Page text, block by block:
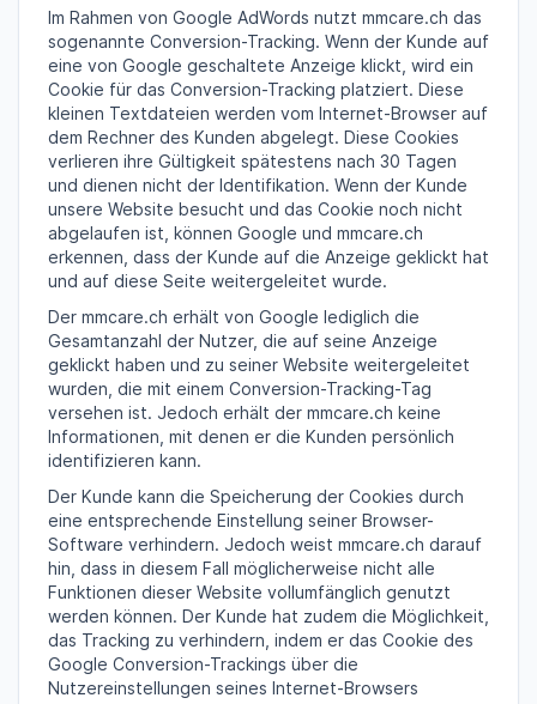
Im Rahmen von Google AdWords nutzt mmcare.ch das
sogenannte Conversion-Tracking. Wenn der Kunde auf
eine von Google geschaltete Anzeige klickt, wird ein
Cookie für das Conversion-Tracking platziert. Diese
kleinen Textdateien werden vom Internet-Browser auf
dem Rechner des Kunden abgelegt. Diese Cookies
verlieren ihre Gültigkeit spätestens nach 30 Tagen
und dienen nicht der Identifikation. Wenn der Kunde
unsere Website besucht und das Cookie noch nicht
abgelaufen ist, können Google und mmcare.ch
erkennen, dass der Kunde auf die Anzeige geklickt hat
und auf diese Seite weitergeleitet wurde.
Der mmcare.ch erhält von Google lediglich die
Gesamtanzahl der Nutzer, die auf seine Anzeige
geklickt haben und zu seiner Website weitergeleitet
wurden, die mit einem Conversion-Tracking-Tag
versehen ist. Jedoch erhält der mmcare.ch keine
Informationen, mit denen er die Kunden persönlich
identifizieren kann.
Der Kunde kann die Speicherung der Cookies durch
eine entsprechende Einstellung seiner Browser-
Software verhindern. Jedoch weist mmcare.ch darauf
hin, dass in diesem Fall möglicherweise nicht alle
Funktionen dieser Website vollumfänglich genutzt
werden können. Der Kunde hat zudem die Möglichkeit,
das Tracking zu verhindern, indem er das Cookie des
Google Conversion-Trackings über die
Nutzereinstellungen seines Internet-Browsers